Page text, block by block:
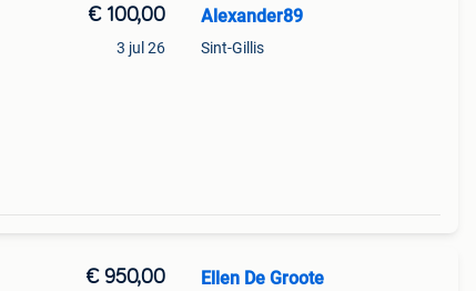
€ 100,00
3 jul 26
Alexander89
Sint-Gillis
€ 950,00 Ellen De Groote